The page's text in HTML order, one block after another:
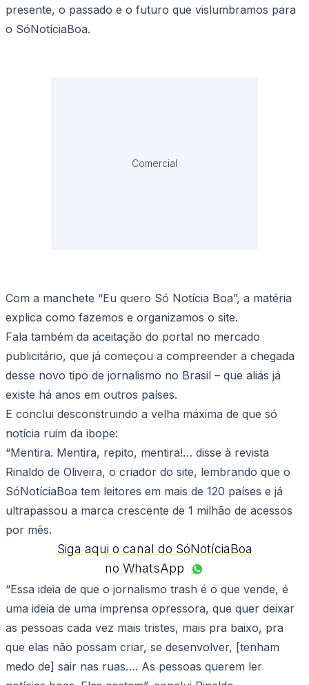
presente, o passado e o futuro que vislumbramos para
o SóNotíciaBoa.
Comercial
Com a manchete “Eu quero Só Notícia Boa”, a matéria
explica como fazemos e organizamos o site.
Fala também da aceitação do portal no mercado
publicitário, que já começou a compreender a chegada
desse novo tipo de jornalismo no Brasil – que aliás já
existe há anos em outros países.
E conclui desconstruindo a velha máxima de que só
notícia ruim da ibope:
“Mentira. Mentira, repito, mentira!… disse à revista
Rinaldo de Oliveira, o criador do site, lembrando que o
SóNotíciaBoa tem leitores em mais de 120 países e já
ultrapassou a marca crescente de 1 milhão de acessos
por mês.
Siga aqui o canal do SóNotíciaBoa
no WhatsApp
“Essa ideia de que o jornalismo trash é o que vende, é
uma ideia de uma imprensa opressora, que quer deixar
as pessoas cada vez mais tristes, mais pra baixo, pra
que elas não possam criar, se desenvolver, [tenham
medo de] sair nas ruas…. As pessoas querem ler